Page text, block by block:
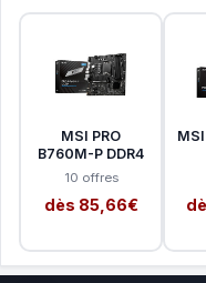
MSI PRO
B760M-P DDR4
10 offres
dès 85,66€